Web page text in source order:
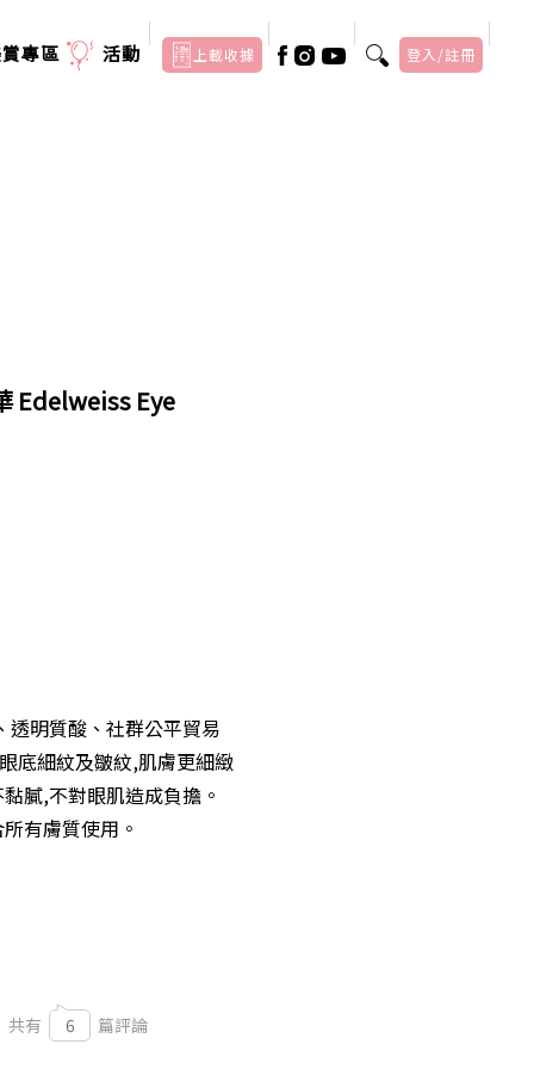
專區 活動 上載收據 登入/註冊
Edelweiss Eye
明質酸、社群公平貿易
底細紋及皺紋,肌膚更細緻
膩,不對眼肌造成負擔。
有膚質使用。
共有 6 篇評論